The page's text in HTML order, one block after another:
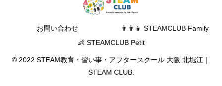
お問い合わせ
👨‍👨‍👧 STEAMCLUB Family
👶 STEAMCLUB Petit
© 2022 STEAM教育・習い事・アフタースクール 大阪 北堀江｜
STEAM CLUB.